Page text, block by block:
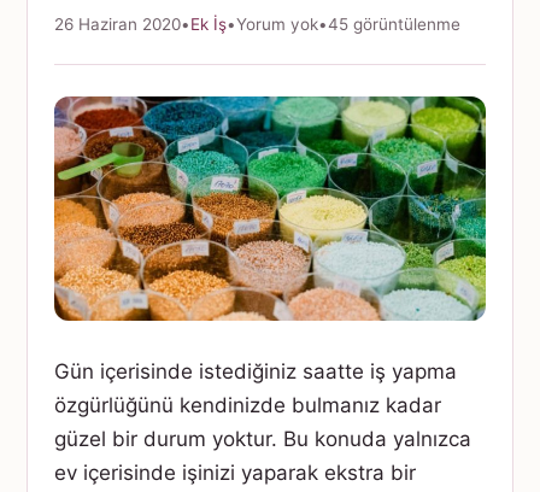
26 Haziran 2020•Ek İş•Yorum yok•45 görüntülenme
Gün içerisinde istediğiniz saatte iş yapma
özgürlüğünü kendinizde bulmanız kadar
güzel bir durum yoktur. Bu konuda yalnızca
ev içerisinde işinizi yaparak ekstra bir